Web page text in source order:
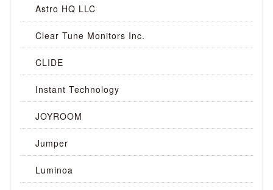
Astro HQ LLC
Clear Tune Monitors Inc.
CLIDE
Instant Technology
JOYROOM
Jumper
Luminoa